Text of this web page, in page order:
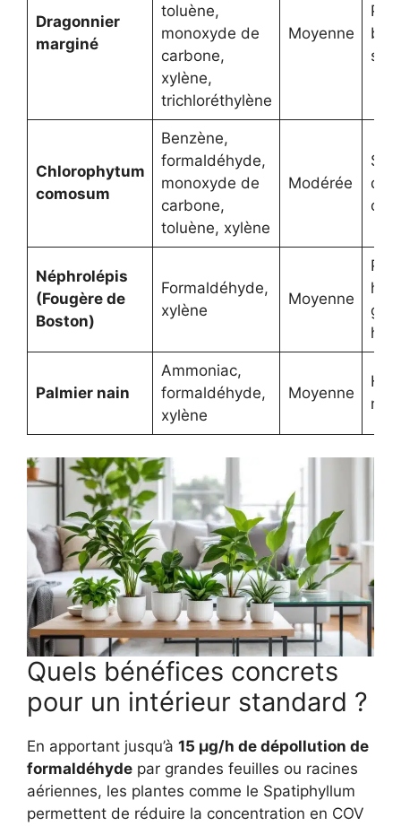
Dragonnier
marginé
toluène,
monoxyde de
carbone,
xylène,
trichloréthylène
Moyenne
Chlorophytum
comosum
Benzène,
formaldéhyde,
monoxyde de
carbone,
toluène, xylène
Modérée
Néphrolépis
(Fougère de
Boston)
Formaldéhyde,
xylène
Moyenne
Palmier nain
Ammoniac,
formaldéhyde,
xylène
Moyenne
Quels bénéfices concrets
pour un intérieur standard ?
En apportant jusqu’à 15 µg/h de dépollution de
formaldéhyde par grandes feuilles ou racines
aériennes, les plantes comme le Spatiphyllum
permettent de réduire la concentration en COV